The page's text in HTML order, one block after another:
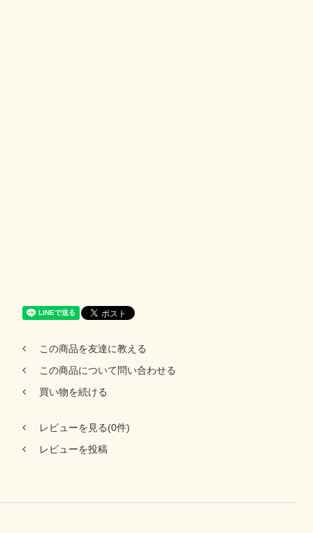
この商品を友達に教える
この商品について問い合わせる
買い物を続ける
レビューを見る(0件)
レビューを投稿